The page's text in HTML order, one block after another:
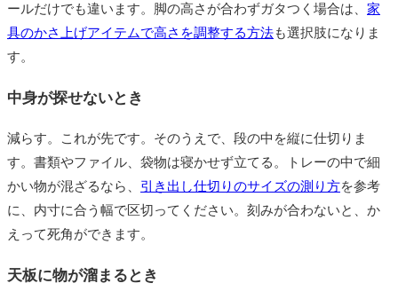
ールだけでも違います。脚の高さが合わずガタつく場合は、 家
具のかさ上げアイテムで高さを調整する方法も選択肢になりま
す。
中身が探せないとき
減らす。これが先です。そのうえで、段の中を縦に仕切りま
す。書類やファイル、袋物は寝かせず立てる。トレーの中で細
かい物が混ざるなら、 引き出し仕切りのサイズの測り方を参考
に、内寸に合う幅で区切ってください。刻みが合わないと、か
えって死角ができます。
天板に物が溜まるとき